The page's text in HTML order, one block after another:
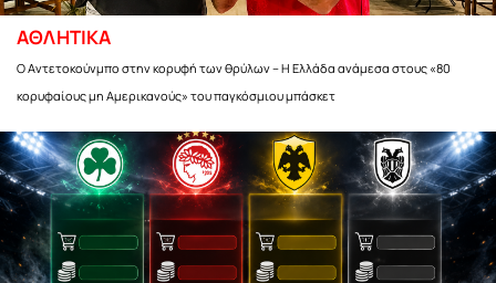
ΑΘΛΗΤΙΚΑ
Ο Αντετοκούνμπο στην κορυφή των θρύλων – Η Ελλάδα ανάμεσα στους «80
κορυφαίους μη Αμερικανούς» του παγκόσμιου μπάσκετ